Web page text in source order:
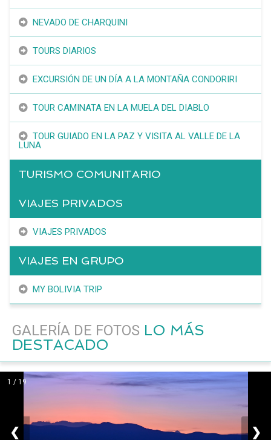
NEVADO DE CHARQUINI
TOURS DIARIOS
EXCURSIÓN DE UN DÍA A LA MONTAÑA CONDORIRI
TOUR CAMINATA EN LA MUELA DEL DIABLO
TOUR GUIADO EN LA PAZ Y VISITA AL VALLE DE LA
LUNA
TURISMO COMUNITARIO
VIAJES PRIVADOS
VIAJES PRIVADOS
VIAJES EN GRUPO
MY BOLIVIA TRIP
GALERÍA DE FOTOS LO MÁS
DESTACADO
1 / 19
❮ ❯